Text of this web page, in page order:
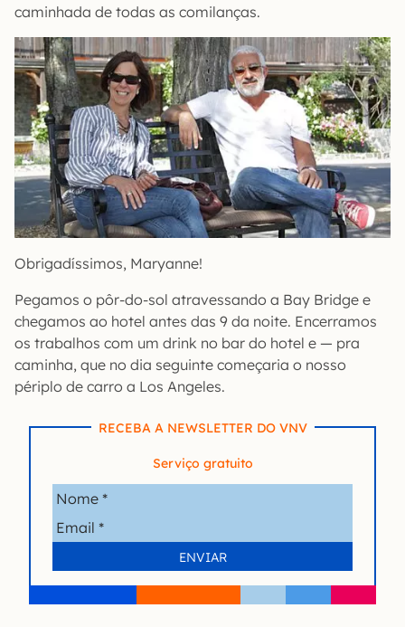
caminhada de todas as comilanças.
Obrigadíssimos, Maryanne!
Pegamos o pôr-do-sol atravessando a Bay Bridge e
chegamos ao hotel antes das 9 da noite. Encerramos
os trabalhos com um drink no bar do hotel e — pra
caminha, que no dia seguinte começaria o nosso
périplo de carro a Los Angeles.
RECEBA A NEWSLETTER DO VNV
Serviço gratuito